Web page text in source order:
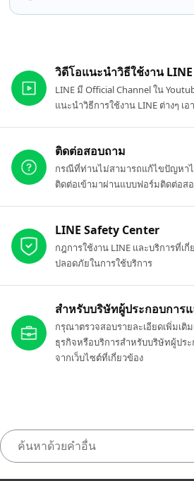
วิดีโอแนะนำวิธีใช้งาน LINE
LINE มี Official Channel ใน
แนะนำวิธีการใช้งาน LINE ต่างๆ เอ
ติดต่อสอบถาม
กรณีที่ท่านไม่สามารถแก้ไขปัญหาไ
ติดต่อเข้ามาผ่านแบบฟอร์มติดต่อส
LINE Safety Center
กฎการใช้งาน LINE และบริการที่เ
ปลอดภัยในการใช้บริการ
สำหรับบริษัทผู้ประกอบการ
กรุณาตรวจสอบรายละเอียดเพิ่มเติ
ธุรกิจหรือบริการสำหรับบริษัทผู้ปร
จากเว็บไซต์ที่เกี่ยวข้อง